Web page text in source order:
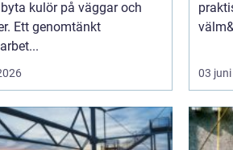
kulör på väggar och
Ett genomtänkt
03